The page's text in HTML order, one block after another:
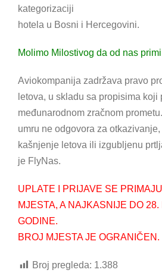
kategorizaciji
hotela u Bosni i Hercegovini.
Molimo Milostivog da od nas
Aviokompanija zadržava pravo
letova, u skladu sa propisima koji
međunarodnom zračnom
umru ne odgovora za
kašnjenje letova ili izgubljenu
je FlyNas.
UPLATE I PRIJAVE SE
MJESTA, A NAJKASNIJE DO
GODINE.
BROJ MJESTA JE OGRANIČEN.
Broj pregleda: 1.388